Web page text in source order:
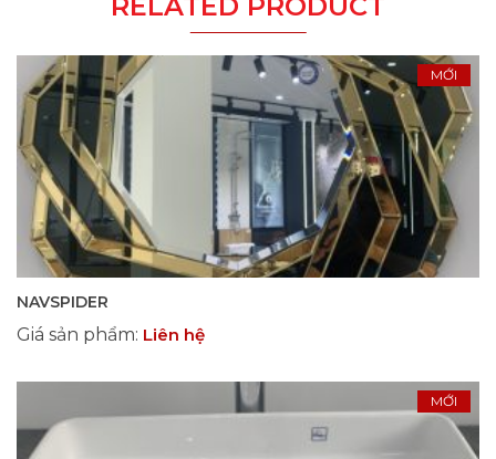
MỚI
NAVSPIDER
Giá sản phẩm: Liên hệ
MỚI